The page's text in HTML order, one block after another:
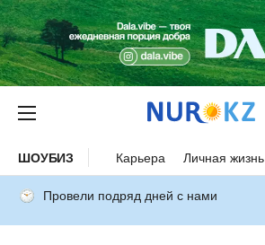
ШОУБИЗ Карьера Личная жизнь
Провели подряд дней с нами